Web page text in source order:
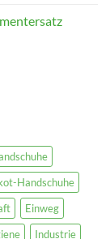
Handschuhe
Einweg
Industrie